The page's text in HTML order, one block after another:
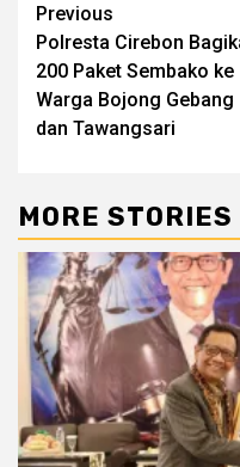
Post
navigation
Previous
Polresta Cirebon
200 Paket Sembako ke
Warga Bojong Gebang
dan Tawangsari
MORE STORIES